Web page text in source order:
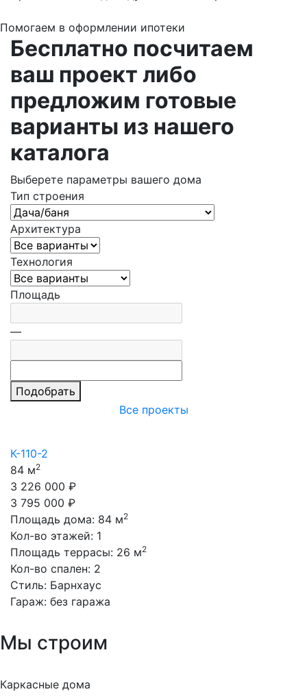
Помогаем в оформлении ипотеки
Бесплатно посчитаем
ваш проект либо
предложим готовые
варианты из нашего
каталога
Выберете параметры вашего дома
Тип строения
Архитектура
Технология
Площадь
—
Подобрать
Все проекты
К-110-2
84 м2
3 226 000 ₽
3 795 000 ₽
Площадь дома: 84 м2
Кол-во этажей: 1
Площадь террасы: 26 м2
Кол-во спален: 2
Стиль: Барнхаус
Гараж: без гаража
Мы строим
Каркасные дома